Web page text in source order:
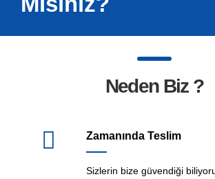
Neden Biz ?
Zamanında Teslim
Sizlerin bize güvendiği